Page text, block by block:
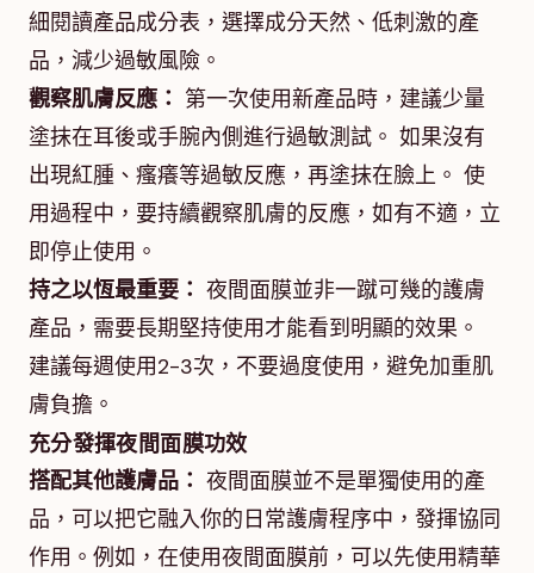
細閱讀產品成分表，選擇成分天然、低刺激的產
品，減少過敏風險。
觀察肌膚反應： 第一次使用新產品時，建議少量
塗抹在耳後或手腕內側進行過敏測試。 如果沒有
出現紅腫、瘙癢等過敏反應，再塗抹在臉上。 使
用過程中，要持續觀察肌膚的反應，如有不適，立
即停止使用。
持之以恆最重要： 夜間面膜並非一蹴可幾的護膚
產品，需要長期堅持使用才能看到明顯的效果。
建議每週使用2-3次，不要過度使用，避免加重肌
膚負擔。
充分發揮夜間面膜功效
搭配其他護膚品： 夜間面膜並不是單獨使用的產
品，可以把它融入你的日常護膚程序中，發揮協同
作用。例如，在使用夜間面膜前，可以先使用精華